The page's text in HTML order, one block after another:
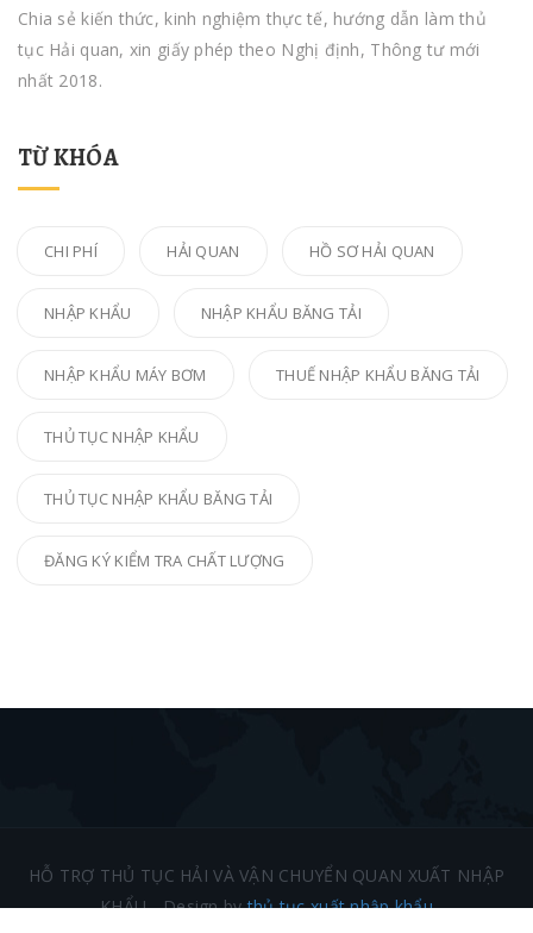
Chia sẻ kiến thức, kinh nghiệm thực tế, hướng dẫn làm thủ
tục Hải quan, xin giấy phép theo Nghị định, Thông tư mới
nhất 2018.
TỪ KHÓA
CHI PHÍ HẢI QUAN HỒ SƠ HẢI QUAN
NHẬP KHẨU NHẬP KHẨU BĂNG TẢI
NHẬP KHẨU MÁY BƠM THUẾ NHẬP KHẨU BĂNG TẢI
THỦ TỤC NHẬP KHẨU
THỦ TỤC NHẬP KHẨU BĂNG TẢI
ĐĂNG KÝ KIỂM TRA CHẤT LƯỢNG
HỖ TRỢ THỦ TỤC HẢI VÀ VẬN CHUYỂN QUAN XUẤT NHẬP
KHẨU - Design bythủ tục xuất nhập khẩu